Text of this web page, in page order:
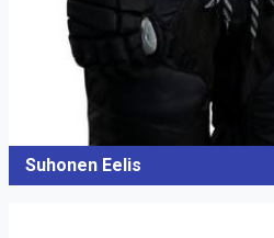
Suhonen Eelis